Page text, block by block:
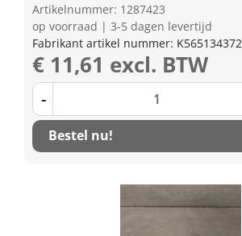
Artikelnummer: 1287423
op voorraad | 3-5 dagen levertijd
Fabrikant artikel nummer: K565134372
€ 11,61 excl. BTW
-
Bestel nu!